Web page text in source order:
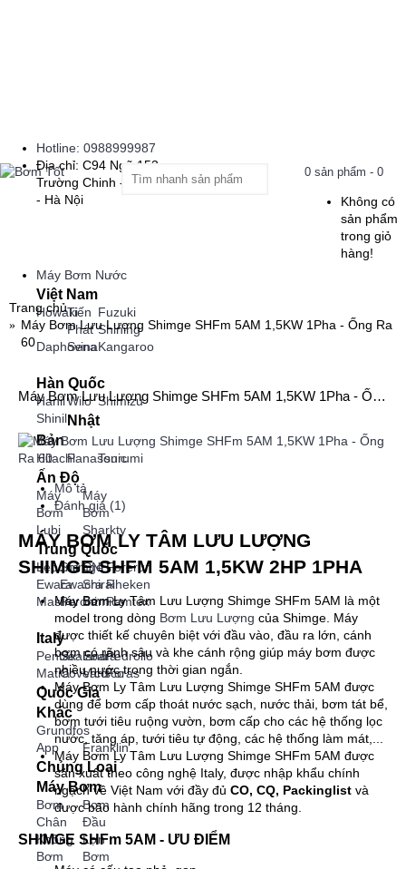
Hotline: 0988999987
Địa chỉ: C94 Ngõ 153
Trường Chinh - Thanh Xuân
- Hà Nội
0 sản phẩm - 0
Không có
sản phẩm
trong giỏ
hàng!
Máy Bơm Nước
Việt Nam
HowakiTiến
Phát
Fuzuki
Shining
Daphovina
SenaKangaroo
Hàn Quốc
HanilWilo Shimizu
ShinilNhật
Bản
HitachiPanasonic
Tsurumi
Ấn Độ
Máy
Bơm
Lubi
Máy
Bơm
Sharkty
Trung Quốc
LeponoShimge
CNPForerun
EwaraEwacra
ShiraiRheken
MastraPeroniSamicoPamtex
Italy
PentaxSealand
EbaraPedrollo
MatraCoverco
VariscoForas
Quốc Gia
Khác
Grundfos
App
Franklin
Chủng Loại
Máy Bơm
Bơm
Chân
Không
Bơm
Đầu
Lợn
Bơm
Bơm
Trang chủ
Máy Bơm Lưu Lượng Shimge SHFm 5AM 1,5KW 1Pha - Ống Ra
60
Máy Bơm Lưu Lượng Shimge SHFm 5AM 1,5KW 1Pha - Ống Ra 60
Mô tả
Đánh giá (1)
MÁY BƠM LY TÂM LƯU LƯỢNG
SHIMGE SHFM 5AM 1,5KW 2HP 1PHA
Máy Bơm Ly Tâm Lưu Lượng Shimge SHFm 5AM là một
model trong dòng Bơm Lưu Lượng của Shimge. Máy
được thiết kế chuyên biệt với đầu vào, đầu ra lớn, cánh
bơm có rãnh sâu và khe cánh rộng giúp máy bơm được
nhiều nước trong thời gian ngắn.
Máy Bơm Ly Tâm Lưu Lượng Shimge SHFm 5AM được
dùng để bơm cấp thoát nước sạch, nước thải, bơm tát bể,
bơm tưới tiêu ruộng vườn, bơm cấp cho các hệ thống lọc
nước, tăng áp, tưới tiêu tự động, các hệ thống làm mát,...
Máy Bơm Ly Tâm Lưu Lượng Shimge SHFm 5AM được
sản xuất theo công nghệ Italy, được nhập khẩu chính
ngạch về Việt Nam với đầy đủ CO, CQ, Packinglist và
được bảo hành chính hãng trong 12 tháng.
SHIMGE SHFm 5AM - ƯU ĐIỂM